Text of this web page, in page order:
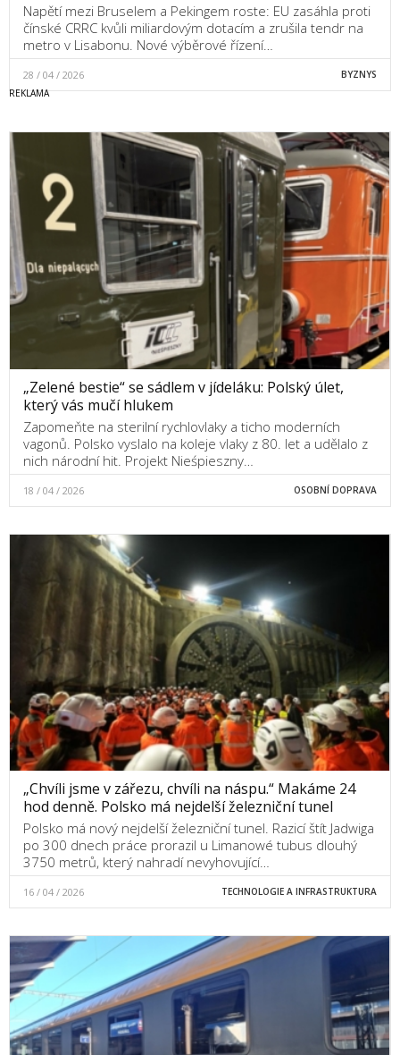
Napětí mezi Bruselem a Pekingem roste: EU zasáhla proti
čínské CRRC kvůli miliardovým dotacím a zrušila tendr na
metro v Lisabonu. Nové výběrové řízení…
28 / 04 / 2026 BYZNYS
„Zelené bestie“ se sádlem v jídeláku: Polský úlet,
který vás mučí hlukem
Zapomeňte na sterilní rychlovlaky a ticho moderních
vagonů. Polsko vyslalo na koleje vlaky z 80. let a udělalo z
nich národní hit. Projekt Nieśpieszny…
18 / 04 / 2026 OSOBNÍ DOPRAVA
„Chvíli jsme v zářezu, chvíli na náspu.“ Makáme 24
hod denně. Polsko má nejdelší železniční tunel
Polsko má nový nejdelší železniční tunel. Razicí štít Jadwiga
po 300 dnech práce prorazil u Limanowé tubus dlouhý
3750 metrů, který nahradí nevyhovující…
16 / 04 / 2026 TECHNOLOGIE A INFRASTRUKTURA